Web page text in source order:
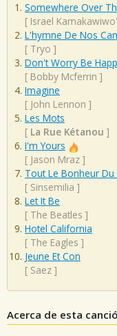
Somewhere Over
[ Israel
L'hymne De Nos
[ Tryo ]
Don't Worry Be
[ Bobby Mcferrin ]
Imagine
[ John Lennon ]
Les Mots
[ La Rue Kétanou ]
I'm Yours
[ Jason Mraz ]
Tout Le Bonheur
[ Sinsemilia ]
Let It Be
[ The Beatles ]
Hotel California
[ The Eagles ]
Jeune Et Con
[ Saez ]
Acerca de esta